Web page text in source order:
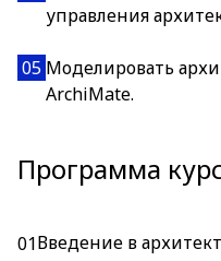
управления
05 Моделировать
ArchiMate.
Программа
01Введение в